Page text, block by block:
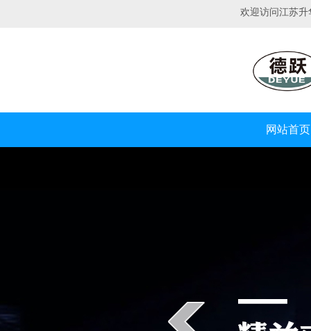
欢迎访问江苏
网站首页